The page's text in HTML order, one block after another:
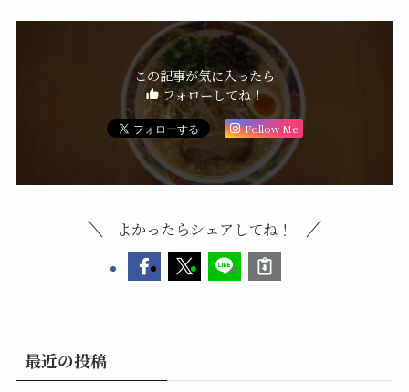
この記事が気に入ったら
フォローしてね！
Follow Me
よかったらシェアしてね！
最近の投稿